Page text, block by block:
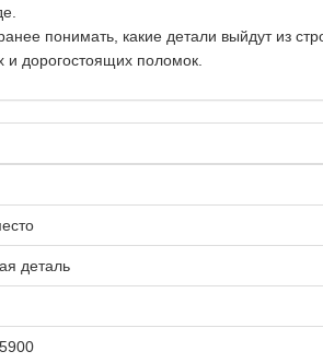
понимать, какие детали выйдут из
и дорогостоящих поломок.
деталь